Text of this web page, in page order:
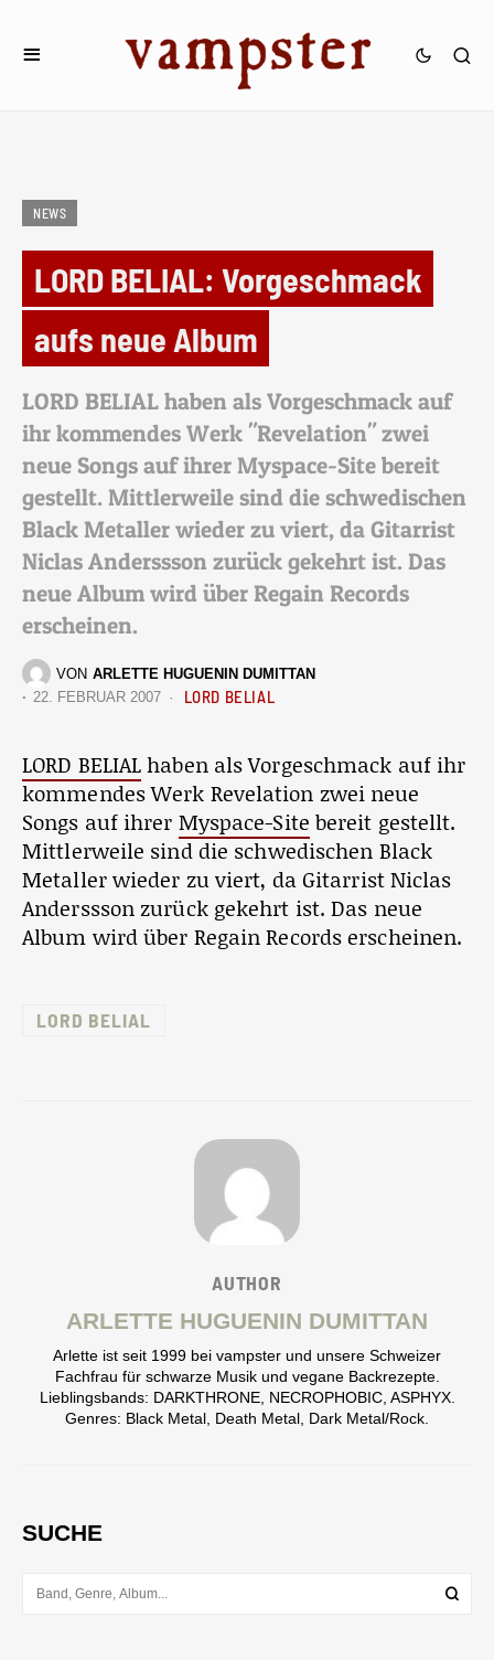
NEWS
LORD BELIAL: Vorgeschmack
aufs neue Album
LORD BELIAL haben als Vorgeschmack auf
ihr kommendes Werk "Revelation" zwei
neue Songs auf ihrer Myspace-Site bereit
gestellt. Mittlerweile sind die schwedischen
Black Metaller wieder zu viert, da Gitarrist
Niclas Anderssson zurück gekehrt ist. Das
neue Album wird über Regain Records
erscheinen.
VON ARLETTE HUGUENIN DUMITTAN
22. FEBRUAR 2007
LORD BELIAL
LORD BELIALhaben als Vorgeschmack auf ihr
kommendes Werk Revelation zwei neue
Songs auf ihrer Myspace-Site bereit gestellt.
Mittlerweile sind die schwedischen Black
Metaller wieder zu viert, da Gitarrist Niclas
Anderssson zurück gekehrt ist. Das neue
Album wird über Regain Records erscheinen.
LORD BELIAL
AUTHOR
ARLETTE HUGUENIN DUMITTAN
Arlette ist seit 1999 bei vampster und unsere Schweizer
Fachfrau für schwarze Musik und vegane Backrezepte.
Lieblingsbands: DARKTHRONE, NECROPHOBIC, ASPHYX.
Genres: Black Metal, Death Metal, Dark Metal/Rock.
SUCHE